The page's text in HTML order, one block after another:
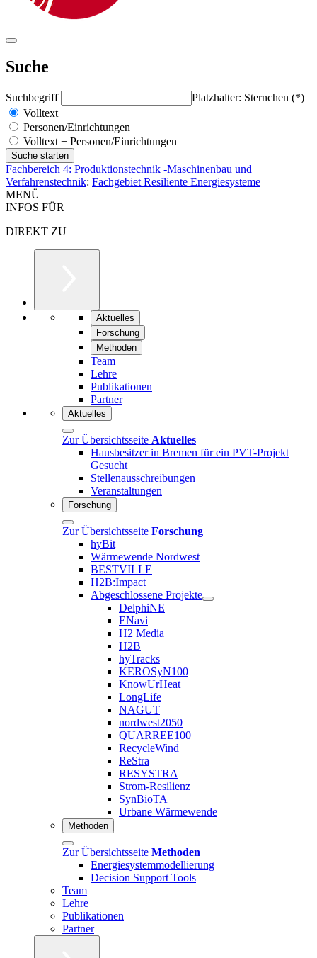
Suche
Suchbegriff
Platzhalter: Sternchen (*)
Volltext
Personen/Einrichtungen
Volltext + Personen/Einrichtungen
Fachbereich 4: Produktionstechnik -Maschinenbau und
Verfahrenstechnik: Fachgebiet Resiliente Energiesysteme
MENÜ
INFOS FÜR
DIREKT ZU
Aktuelles
Forschung
Methoden
Team
Lehre
Publikationen
Partner
Aktuelles
Zur Übersichtsseite Aktuelles
Hausbesitzer in Bremen für ein PVT-Projekt
Gesucht
Stellenausschreibungen
Veranstaltungen
Forschung
Zur Übersichtsseite Forschung
hyBit
Wärmewende Nordwest
BESTVILLE
H2B:Impact
Abgeschlossene Projekte
DelphiNE
ENavi
H2 Media
H2B
hyTracks
KEROSyN100
KnowUrHeat
LongLife
NAGUT
nordwest2050
QUARREE100
RecycleWind
ReStra
RESYSTRA
Strom-Resilienz
SynBioTA
Urbane Wärmewende
Methoden
Zur Übersichtsseite Methoden
Energiesystemmodellierung
Decision Support Tools
Team
Lehre
Publikationen
Partner